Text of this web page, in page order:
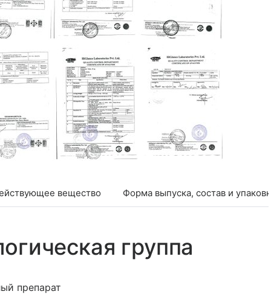
вещество Форма выпуска, состав и упаковка
группа
препарат